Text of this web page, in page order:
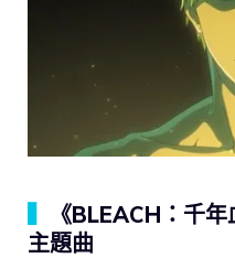
《BLEACH：千
主題曲